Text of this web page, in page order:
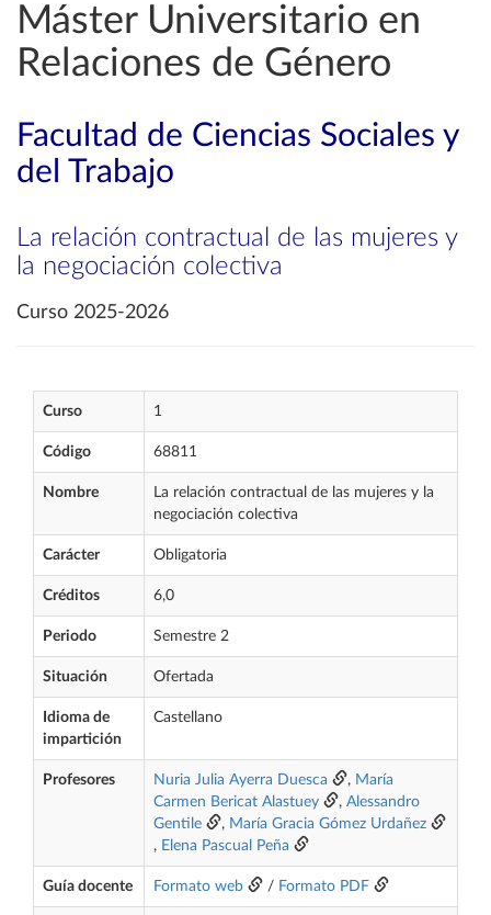
Máster Universitario en
Relaciones de Género
Facultad de Ciencias Sociales y
del Trabajo
La relación contractual de las mujeres y
la negociación colectiva
Curso 2025-2026
Curso 1
Código 68811
Nombre
La relación contractual de las mujeres y la
negociación colectiva
Carácter Obligatoria
Créditos 6,0
Periodo Semestre 2
Situación Ofertada
Idioma de
impartición
Castellano
Profesores Nuria Julia Ayerra Duesca , María
Carmen Bericat Alastuey
, Alessandro
Gentile
, María Gracia Gómez Urdañez
, Elena Pascual Peña
Guía docente Formato web / Formato PDF